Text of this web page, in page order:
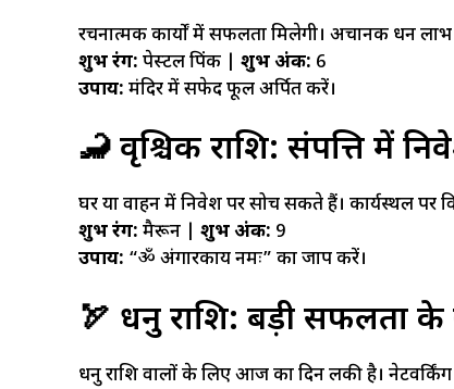
रचनात्मक कार्यों में सफलता मिलेगी। अचानक धन
शुभ रंग: पेस्टल पिंक | शुभ अंक: 6
उपाय: मंदिर में सफेद फूल अर्पित करें।
🦂 वृश्चिक राशि: संपत्ति में
घर या वाहन में निवेश पर सोच सकते हैं। कार्यस्थल पर
शुभ रंग: मैरून | शुभ अंक: 9
उपाय: “ॐ अंगारकाय नमः” का जाप करें।
🏹 धनु राशि: बड़ी सफलता
धनु राशि वालों के लिए आज का दिन लकी है।